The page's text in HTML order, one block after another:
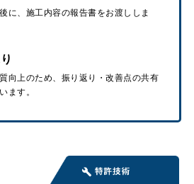
に、施工内容の報告書をお渡ししま
向上のため、振り返り・改善点の共有
ます。